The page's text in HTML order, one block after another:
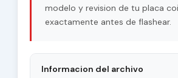
modelo y revision de tu placa
exactamente antes de flashear.
Informacion del archivo